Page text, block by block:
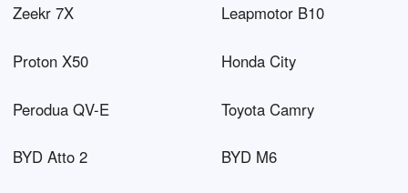
Zeekr 7X Leapmotor B10
Proton X50 Honda City
Perodua QV-E Toyota Camry
BYD Atto 2 BYD M6